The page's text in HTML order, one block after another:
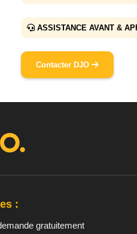
ASSISTANCE AVANT &
Contacter DJO
:
gratuitement